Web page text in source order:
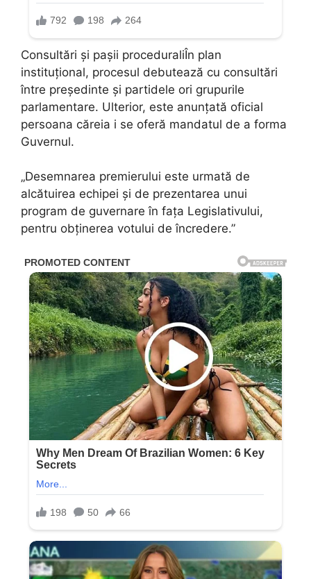
Consultări și pașii proceduraliÎn plan
instituțional, procesul debutează cu consultări
între președinte și partidele ori grupurile
parlamentare. Ulterior, este anunțată oficial
persoana căreia i se oferă mandatul de a forma
Guvernul.
„Desemnarea premierului este urmată de
alcătuirea echipei și de prezentarea unui
program de guvernare în fața Legislativului,
pentru obținerea votului de încredere.”